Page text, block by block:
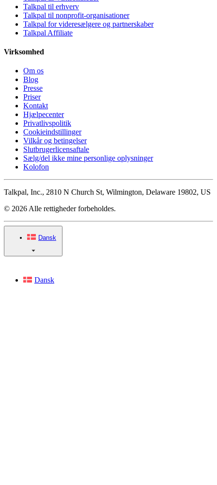
Talkpal til erhverv
Talkpal til nonprofit-organisationer
Talkpal for videresælgere og partnerskaber
Talkpal Affiliate
Virksomhed
Om os
Blog
Presse
Priser
Kontakt
Hjælpecenter
Privatlivspolitik
Cookieindstillinger
Vilkår og betingelser
Slutbrugerlicensaftale
Sælg/del ikke mine personlige oplysninger
Kolofon
Talkpal, Inc., 2810 N Church St, Wilmington, Delaware 19802, US
© 2026 Alle rettigheder forbeholdes.
Dansk
Dansk